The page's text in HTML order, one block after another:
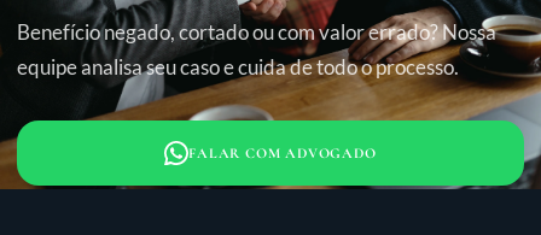
Benefício negado, cortado ou com valor errado? Nossa
equipe analisa seu caso e cuida de todo o processo.
FALAR COM ADVOGADO